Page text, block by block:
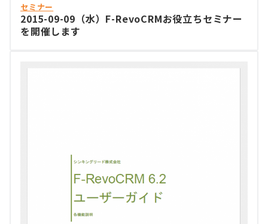
セミナー
2015-09-09（水）F-RevoCRMお役立ちセミナー
を開催します